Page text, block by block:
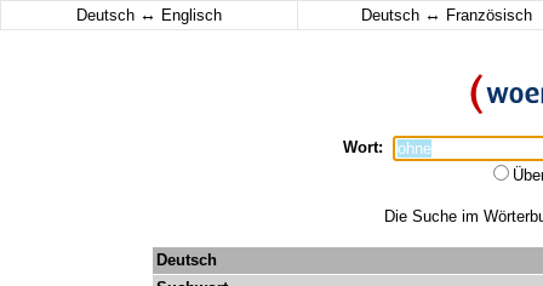
Deutsch ↔ Englisch Deutsch ↔ Französisch
Wort:
Die Suche im
Deutsch